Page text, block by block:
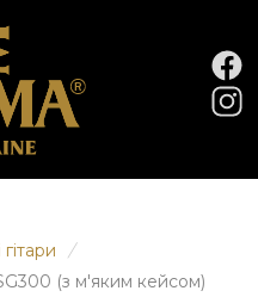
/
(з м'яким кейсом)